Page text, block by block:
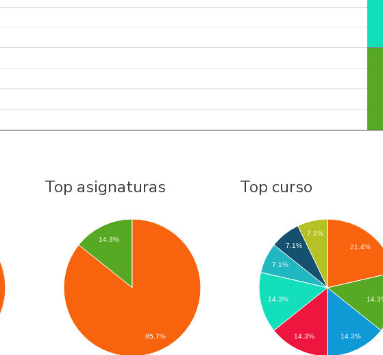
Top asignaturas
14.3%
85.7%
Top curso
21.4%
7.1%
7.1%
7.1%
14.3%
14.3% 14.3%